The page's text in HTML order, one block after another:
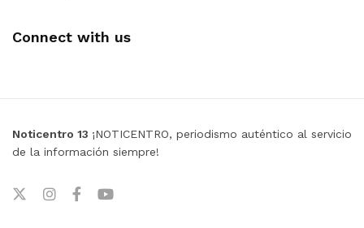
Connect with us
Noticentro 13 ¡NOTICENTRO, periodismo auténtico al servicio
de la información siempre!